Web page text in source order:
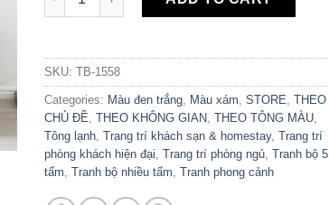
SKU: TB-1558
Categories: Màu đen trắng Màu xám STORE THEO
CHỦ ĐỀ THEO KHÔNG GIAN THEO TÔNG MÀU
Tông lạnh Trang trí khách sạn & homestay, Trang trí
phòng khách hiện đại Trang trí phòng ngủ Tranh bộ 5
tấm Tranh bộ nhiều tấm Tranh phong cảnh